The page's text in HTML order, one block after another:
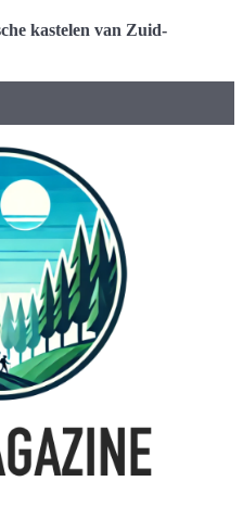
kastelen van Zuid-